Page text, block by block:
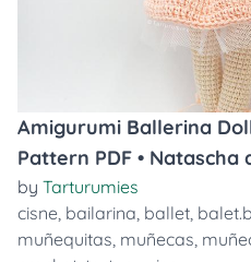
Amigurumi Ballerina
Pattern PDF • Natascha
by Tarturumies
cisne, bailarina, ballet,
muñequitas, muñecas,